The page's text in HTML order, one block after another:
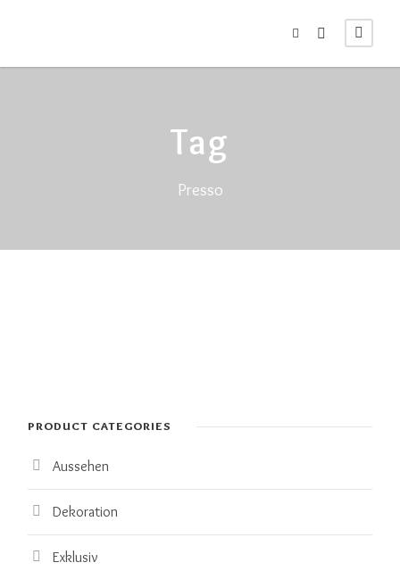
Tag
Presso
PRODUCT CATEGORIES
Aussehen
Dekoration
Exklusiv